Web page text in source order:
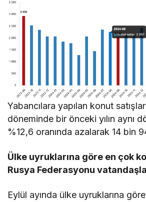
Yabancılara yapılan konut
döneminde bir önceki yılın aynı
%12,6 oranında azalarak 14 bin
Ülke uyruklarına göre en çok
Rusya Federasyonu
Eylül ayında ülke uyruklarına